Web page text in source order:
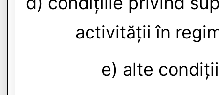
activității în
e) alte